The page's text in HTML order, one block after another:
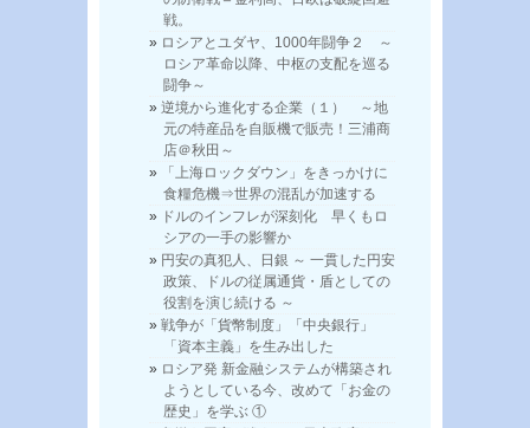
戦。
ロシアとユダヤ、1000年闘争２ ～
ロシア革命以降、中枢の支配を巡る
闘争～
逆境から進化する企業（１） ～地
元の特産品を自販機で販売！三浦商
店＠秋田～
「上海ロックダウン」をきっかけに
食糧危機⇒世界の混乱が加速する
ドルのインフレが深刻化 早くもロ
シアの一手の影響か
円安の真犯人、日銀 ～ 一貫した円安
政策、ドルの従属通貨・盾としての
役割を演じ続ける ～
戦争が「貨幣制度」「中央銀行」
「資本主義」を生み出した
ロシア発 新金融システムが構築され
ようとしている今、改めて「お金の
歴史」を学ぶ ①